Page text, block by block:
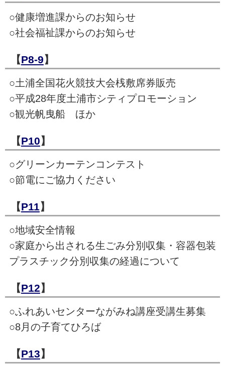
○健康増進課からのお知らせ
○社会福祉課からのお知らせ
【P8-9】
○土浦全国花火競技大会桟敷席券販売
○平成28年度土浦市シティプロモーション
○観光帆曳船 ほか
【P10】
○グリーンカーテンコンテスト
○節電にご協力ください
【P11】
○地域安全情報
○家庭から出される生ごみ分別収集・容器包装
プラスチック分別収集の経過について
【P12】
○ふれあいセンターながみね講座受講生募集
○8月の子育てひろば
【P13】